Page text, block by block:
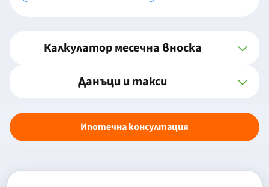
Калкулатор месечна вноска
Данъци и такси
Ипотечна консултация